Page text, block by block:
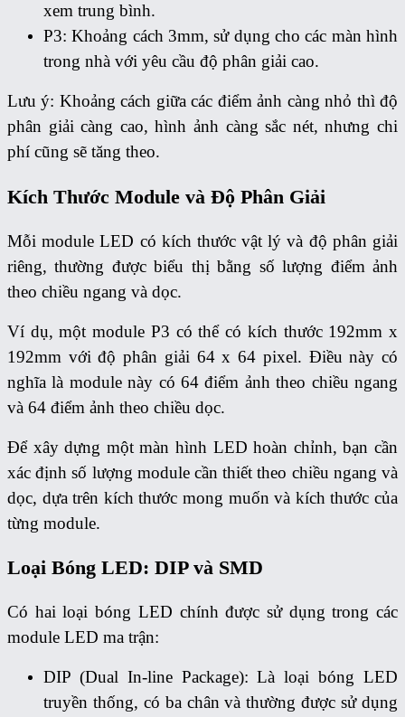
xem trung bình.
P3: Khoảng cách 3mm, sử dụng cho các màn hình
trong nhà với yêu cầu độ phân giải cao.
Lưu ý: Khoảng cách giữa các điểm ảnh càng nhỏ thì độ
phân giải càng cao, hình ảnh càng sắc nét, nhưng chi
phí cũng sẽ tăng theo.
Kích Thước Module và Độ Phân Giải
Mỗi module LED có kích thước vật lý và độ phân giải
riêng, thường được biểu thị bằng số lượng điểm ảnh
theo chiều ngang và dọc.
Ví dụ, một module P3 có thể có kích thước 192mm x
192mm với độ phân giải 64 x 64 pixel. Điều này có
nghĩa là module này có 64 điểm ảnh theo chiều ngang
và 64 điểm ảnh theo chiều dọc.
Để xây dựng một màn hình LED hoàn chỉnh, bạn cần
xác định số lượng module cần thiết theo chiều ngang và
dọc, dựa trên kích thước mong muốn và kích thước của
từng module.
Loại Bóng LED: DIP và SMD
Có hai loại bóng LED chính được sử dụng trong các
module LED ma trận:
DIP (Dual In-line Package): Là loại bóng LED
truyền thống, có ba chân và thường được sử dụng